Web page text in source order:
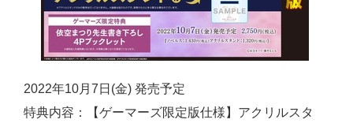
2022年10月7日(金) 発売予定
特典内容：【ゲーマーズ限定版仕様】アクリルスタ